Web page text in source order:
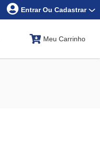
Entrar Ou Cadastrar
Meu Carrinho